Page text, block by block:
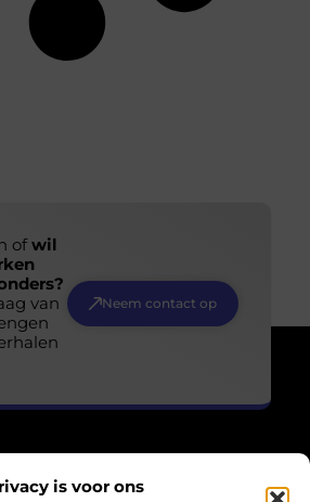
is voor ons
ofwil
van
Neem contact op